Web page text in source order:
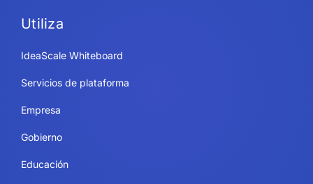
Utiliza
IdeaScale Whiteboard
Servicios de plataforma
Empresa
Gobierno
Educación